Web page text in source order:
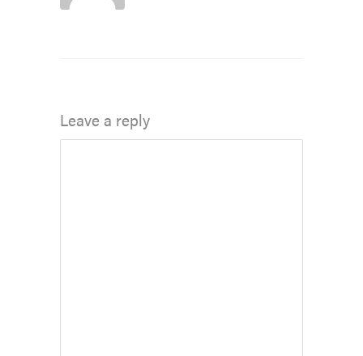
Leave a reply